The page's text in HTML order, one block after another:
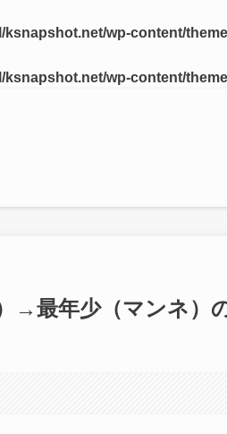
ksnapshot.net/wp-content/
ksnapshot.net/wp-content/
→最年少（マンネ）